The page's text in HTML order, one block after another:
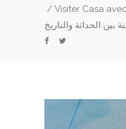
/ Visiter Casa
بين الحداثة والتاريخ